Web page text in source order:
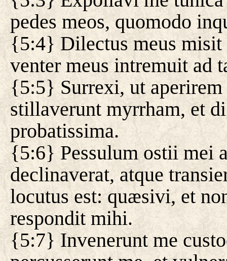
pedes meos, quomodo
{5:4} Dilectus meus misit
venter meus intremuit ad
{5:5} Surrexi, ut
stillaverunt myrrham, et
probatissima.
{5:6} Pessulum ostii mei
declinaverat, atque
locutus est: quæsivi, et
respondit mihi.
{5:7} Invenerunt me